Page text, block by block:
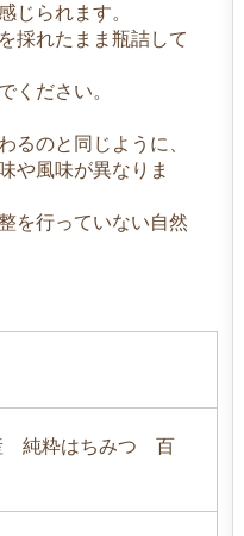
じられます。
採れたまま瓶詰して
ください。
るのと同じように、
や風味が異なりま
を行っていない自然
純粋はちみつ 百